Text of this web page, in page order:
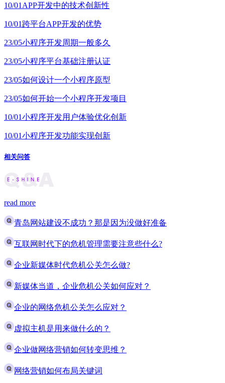
10/01 APP开发中的技术创新性
10/01 跨平台APP开发的优势
23/05小程序开发周期一般多久
23/05小程序平台基础注册认证
23/05如何设计一个小程序原型
23/05如何开始一个小程序开发项目
10/01小程序开发用户体验优化创新
10/01小程序开发功能实现创新
相关问答
read more
青岛网站建设不成功？那是因为没做好准备
互联网时代下的危机管理需要注意些什么?
企业新媒体时代危机公关怎么做?
新媒体当道，企业危机公关如何应对？
企业的网络危机公关怎么应对？
虚拟主机是用来做什么的？
企业做网络营销如何转变思维？
网络营销如何布局关键词